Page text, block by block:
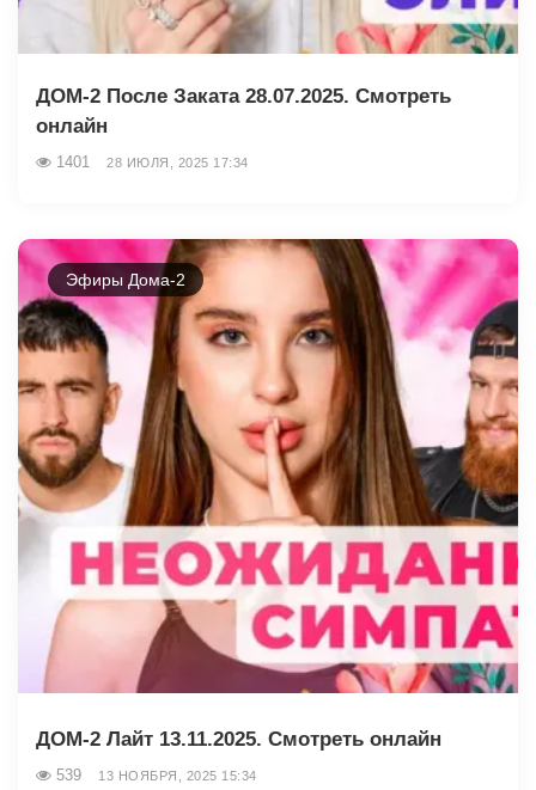
ДОМ-2 После Заката 28.07.2025. Смотреть
онлайн
1401 28 ИЮЛЯ, 2025 17:34
Эфиры Дома-2
ДОМ-2 Лайт 13.11.2025. Смотреть онлайн
539 13 НОЯБРЯ, 2025 15:34